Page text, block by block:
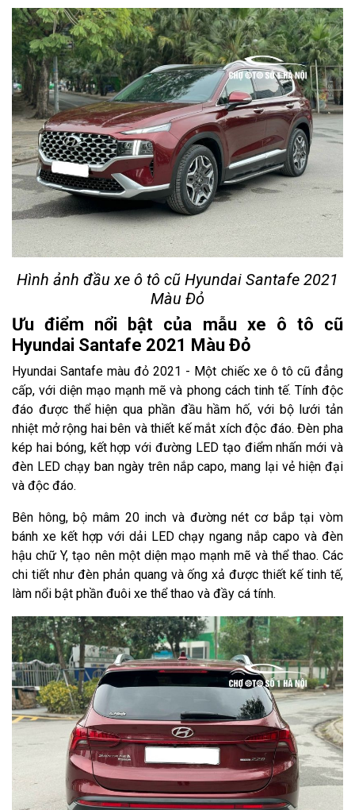
Hình ảnh đầu xe ô tô cũ Hyundai Santafe 2021
Màu Đỏ
Ưu điểm nổi bật của mẫu xe ô tô cũ
Hyundai Santafe 2021 Màu Đỏ
Hyundai Santafe màu đỏ 2021 - Một chiếc xe ô tô cũ đẳng
cấp, với diện mạo mạnh mẽ và phong cách tinh tế. Tính độc
đáo được thể hiện qua phần đầu hầm hố, với bộ lưới tản
nhiệt mở rộng hai bên và thiết kế mắt xích độc đáo. Đèn pha
kép hai bóng, kết hợp với đường LED tạo điểm nhấn mới và
đèn LED chạy ban ngày trên nắp capo, mang lại vẻ hiện đại
và độc đáo.
Bên hông, bộ mâm 20 inch và đường nét cơ bắp tại vòm
bánh xe kết hợp với dải LED chạy ngang nắp capo và đèn
hậu chữ Y, tạo nên một diện mạo mạnh mẽ và thể thao. Các
chi tiết như đèn phản quang và ống xả được thiết kế tinh tế,
làm nổi bật phần đuôi xe thể thao và đầy cá tính.